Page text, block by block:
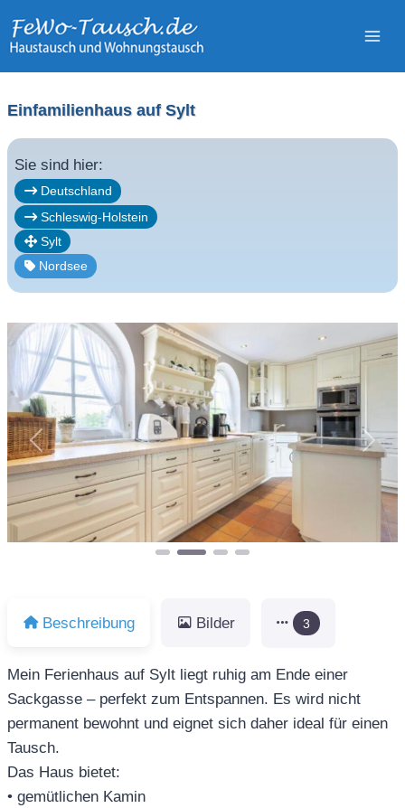
Inhalt
Einfamilienhaus auf Sylt
Sie sind hier:
Deutschland
Schleswig-Holstein
Sylt
Nordsee
Vorheriges
Beschreibung Bilder 3
Mein Ferienhaus auf Sylt liegt ruhig am Ende einer
Sackgasse – perfekt zum Entspannen. Es wird nicht
permanent bewohnt und eignet sich daher ideal für einen
Tausch.
Das Haus bietet:
• gemütlichen Kamin